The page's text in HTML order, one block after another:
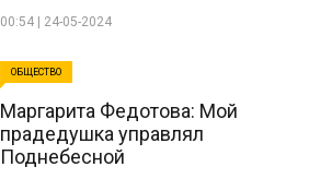
00:54 | 24-05-2024
ОБЩЕСТВО
Маргарита Федотова: Мой
прадедушка управлял
Поднебесной